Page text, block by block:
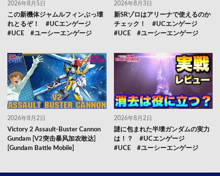
2026年8月5日
この新機体ジャムルフィンぶっ壊
れとるぞ！ #UCエンゲージ
#UCE #ユーシーエンゲージ
2026年8月3日
新SRゾロはアリーナで使えるのか
チェック！ #UCエンゲージ
#UCE #ユーシーエンゲージ
2026年8月2日
Victory 2 Assault-Buster Cannon
Gundam [V2突击暴风加农敢达]
[Gundam Battle Mobile]
2026年8月2日
謎に包まれた半壊ガンダムの実力
は！？ #UCエンゲージ
#UCE #ユーシーエンゲージ